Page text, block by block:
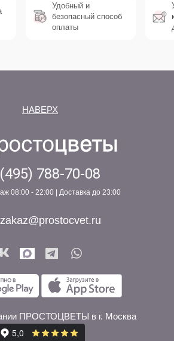
Удобный и
безопасный способ
оплаты
НАВЕРХ
788-70-08
08:00 - 22:00 | Доставка до 23:00
zakaz@prostocvet.ru
ПРОСТОЦВЕТЫ в г. Москва